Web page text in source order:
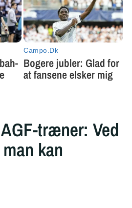
træner: Ved
kan